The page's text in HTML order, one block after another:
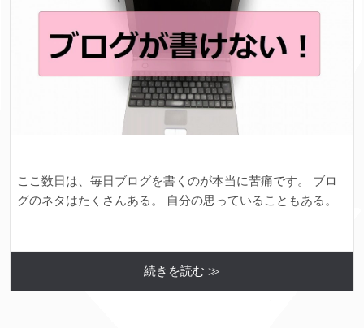
ここ数日は、毎日ブログを書くのが本当に苦痛です。 ブロ
グのネタはたくさんある。 自分の思っていることもある。
続きを読む ≫